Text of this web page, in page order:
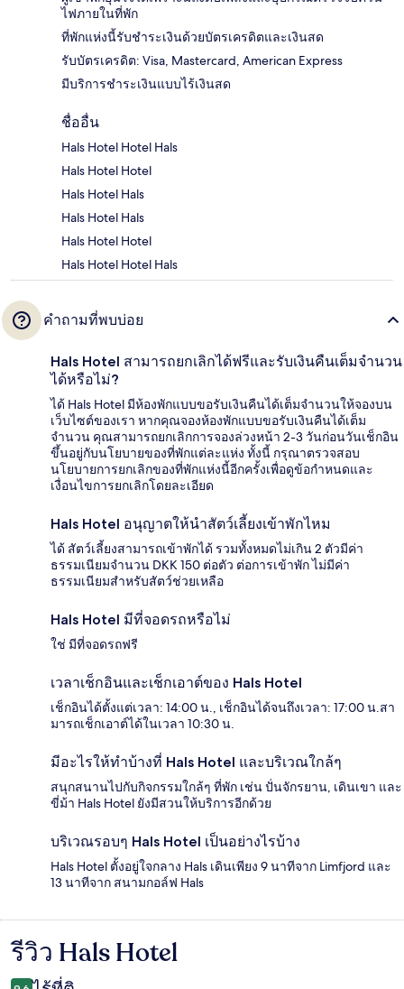
ไฟภายในที่พัก
ที่พักแห่งนี้รับชำระเงินด้วยบัตรเครดิตและเงินสด
รับบัตรเครดิต: Visa, Mastercard, American Express
มีบริการชำระเงินแบบไร้เงินสด
ชื่ออื่น
Hals Hotel Hotel Hals
Hals Hotel Hotel
Hals Hotel Hals
Hals Hotel Hals
Hals Hotel Hotel
Hals Hotel Hotel Hals
คำถามที่พบบ่อย
Hals Hotel สามารถยกเลิกได้ฟรีและรับเงินคืนเต็มจำนวน
ได้หรือไม่?
ได้ Hals Hotel มีห้องพักแบบขอรับเงินคืนได้เต็มจำนวนให้จองบน
เว็บไซต์ของเรา หากคุณจองห้องพักแบบขอรับเงินคืนได้เต็ม
จำนวน คุณสามารถยกเลิกการจองล่วงหน้า 2-3 วันก่อนวันเช็กอิน
ขึ้นอยู่กับนโยบายของที่พักแต่ละแห่ง ทั้งนี้ กรุณาตรวจสอบ
นโยบายการยกเลิกของที่พักแห่งนี้อีกครั้งเพื่อดูข้อกำหนดและ
เงื่อนไขการยกเลิกโดยละเอียด
Hals Hotel อนุญาตให้นำสัตว์เลี้ยงเข้าพักไหม
ได้ สัตว์เลี้ยงสามารถเข้าพักได้ รวมทั้งหมดไม่เกิน 2 ตัวมีค่า
ธรรมเนียมจำนวน DKK 150 ต่อตัว ต่อการเข้าพัก ไม่มีค่า
ธรรมเนียมสำหรับสัตว์ช่วยเหลือ
Hals Hotel มีที่จอดรถหรือไม่
ใช่ มีที่จอดรถฟรี
เวลาเช็กอินและเช็กเอาต์ของ Hals Hotel
เช็กอินได้ตั้งแต่เวลา: 14:00 น., เช็กอินได้จนถึงเวลา: 17:00 น.สา
มารถเช็กเอาต์ได้ในเวลา 10:30 น.
มีอะไรให้ทำบ้างที่ Hals Hotel และบริเวณใกล้ๆ
สนุกสนานไปกับกิจกรรมใกล้ๆ ที่พัก เช่น ปั่นจักรยาน, เดินเขา และ
ขี่ม้า Hals Hotel ยังมีสวนให้บริการอีกด้วย
บริเวณรอบๆ Hals Hotel เป็นอย่างไรบ้าง
Hals Hotel ตั้งอยู่ใจกลาง Hals เดินเพียง 9 นาทีจาก Limfjord และ
13 นาทีจาก สนามกอล์ฟ Hals
รีวิว
รีวิว Hals Hotel